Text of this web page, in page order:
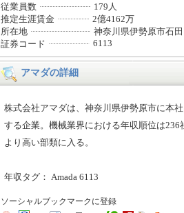
従業員数
179人
推定生涯賃金
2億4162万
所在地
神奈川県伊勢原市石
証券コード
6113
アマダの詳細
株式会社アマダは、神奈川県伊勢原市に本
する企業。機械業界における年収順位は236
より高い部類に入る。
年収タグ： Amada 6113
ソーシャルブックマークに登録